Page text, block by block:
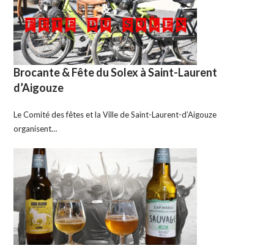
Brocante & Fête du Solex à Saint-Laurent
d’Aigouze
Le Comité des fêtes et la Ville de Saint-Laurent-d’Aigouze
organisent…